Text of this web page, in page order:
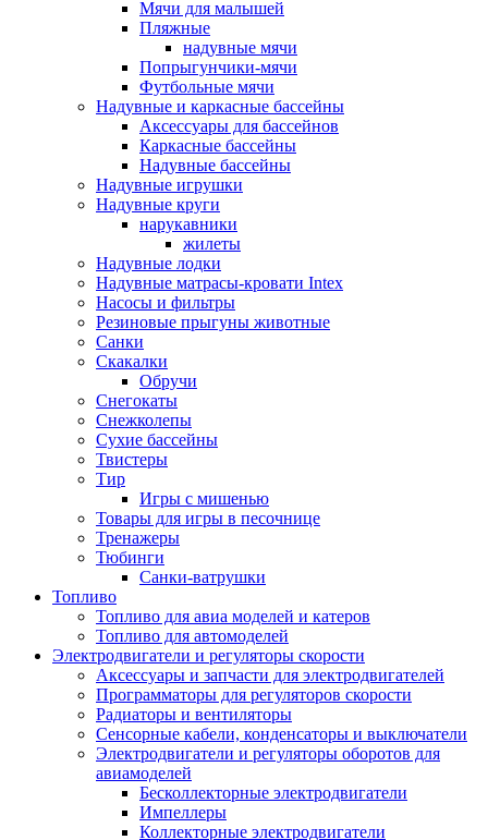
Мячи для малышей
Пляжные
надувные мячи
Попрыгунчики-мячи
Футбольные мячи
Надувные и каркасные бассейны
Аксессуары для бассейнов
Каркасные бассейны
Надувные бассейны
Надувные игрушки
Надувные круги
нарукавники
жилеты
Надувные лодки
Надувные матрасы-кровати Intex
Насосы и фильтры
Резиновые прыгуны животные
Санки
Скакалки
Обручи
Снегокаты
Снежколепы
Сухие бассейны
Твистеры
Тир
Игры с мишенью
Товары для игры в песочнице
Тренажеры
Тюбинги
Санки-ватрушки
Топливо
Топливо для авиа моделей и катеров
Топливо для автомоделей
Электродвигатели и регуляторы скорости
Аксессуары и запчасти для электродвигателей
Программаторы для регуляторов скорости
Радиаторы и вентиляторы
Сенсорные кабели, конденсаторы и выключатели
Электродвигатели и регуляторы оборотов для
авиамоделей
Бесколлекторные электродвигатели
Импеллеры
Коллекторные электродвигатели